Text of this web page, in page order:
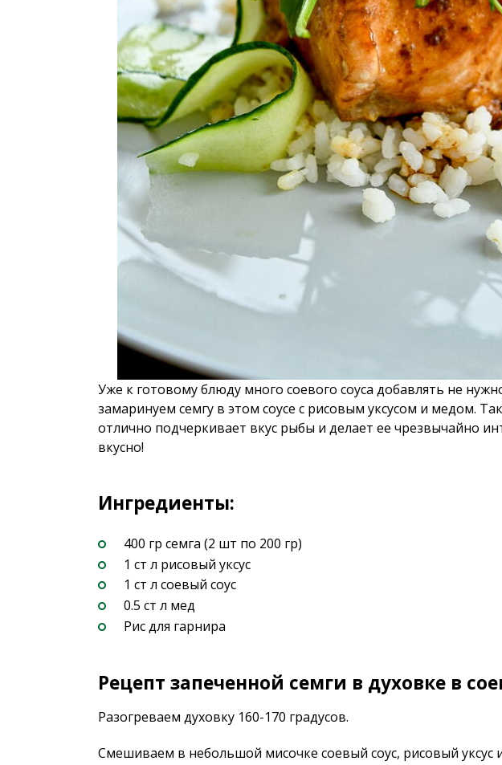
Уже к готовому блюду много соевого соуса добавлять не
замаринуем семгу в этом соусе с рисовым уксусом и медом.
отлично подчеркивает вкус рыбы и делает ее чрезвычайно
вкусно!
Ингредиенты:
400 гр семга (2 шт по 200 гр)
1 ст л рисовый уксус
1 ст л соевый соус
0.5 ст л мед
Рис для гарнира
Рецепт запеченной семги в духовке в
Разогреваем духовку 160-170 градусов.
Смешиваем в небольшой мисочке соевый соус, рисовый уксус